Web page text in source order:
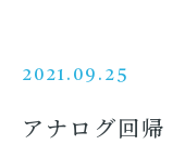
2021.09.25
アナログ回帰